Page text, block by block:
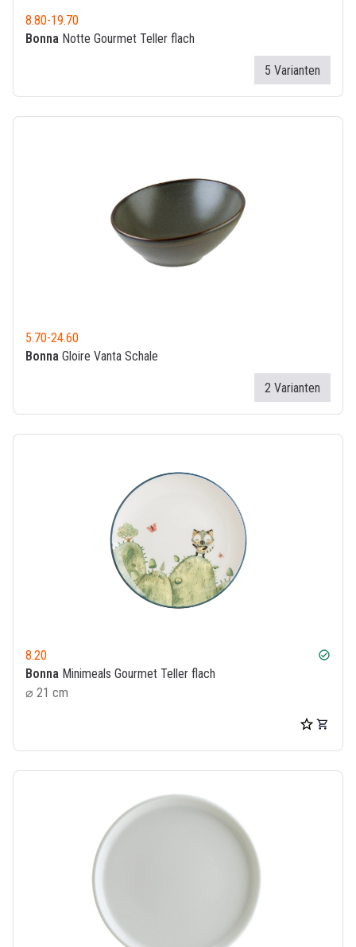
8.80-19.70
Bonna Notte Gourmet Teller flach
5 Varianten
5.70-24.60
Bonna Gloire Vanta Schale
2 Varianten
8.20 check_circle
Bonna Minimeals Gourmet Teller flach
⌀ 21 cm